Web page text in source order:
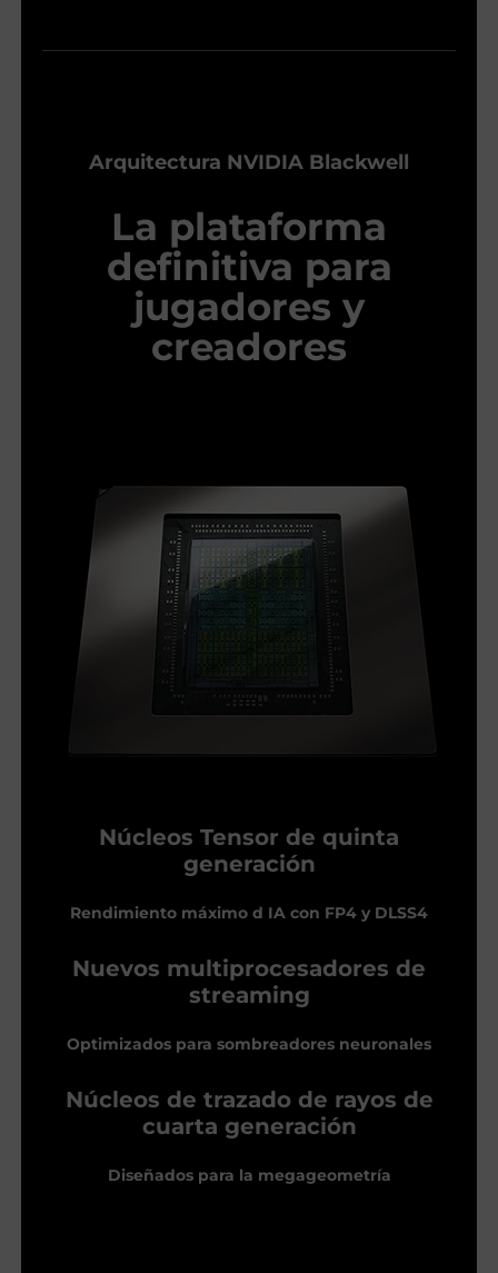
Arquitectura NVIDIA Blackwell
La plataforma
definitiva para
jugadores y
creadores
Núcleos Tensor de quinta
generación
Rendimiento máximo d IA con FP4 y DLSS4
Nuevos multiprocesadores de
streaming
Optimizados para sombreadores neuronales
Núcleos de trazado de rayos de
cuarta generación
Diseñados para la megageometría